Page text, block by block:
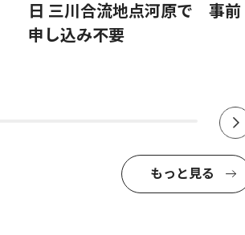
日 三川合流地点河原で 事前
申し込み不要
もっと見る